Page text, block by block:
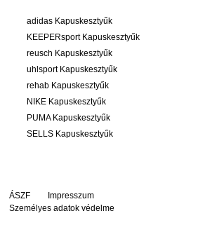
adidas Kapuskesztyűk
KEEPERsport Kapuskesztyűk
reusch Kapuskesztyűk
uhlsport Kapuskesztyűk
rehab Kapuskesztyűk
NIKE Kapuskesztyűk
PUMA Kapuskesztyűk
SELLS Kapuskesztyűk
ÁSZF
Impresszum
Személyes adatok védelme